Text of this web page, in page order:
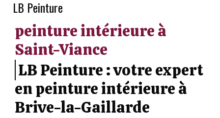
LB Peinture
peinture intérieure à
Saint-Viance
LB Peinture : votre expert
en peinture intérieure à
Brive-la-Gaillarde